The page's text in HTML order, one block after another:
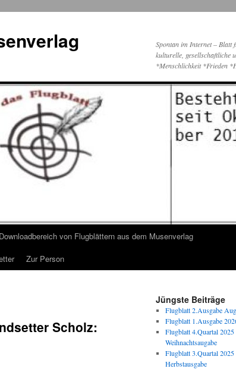
Spontan im Internet – Blatt
kulturelle, gesellschaftliche
*Menschlichkeit *Frieden
Downloadbereich von Flugblättern aus dem Musenverlag
Zur Person
Scholz:
Jüngste Beiträge
Flugblatt 2.Ausgabe
Flugblatt 1.Ausgabe
Flugblatt 4.Quartal 2025
Weihnachtsaugabe
Flugblatt 3.Quartal 2025
Herbstausgabe